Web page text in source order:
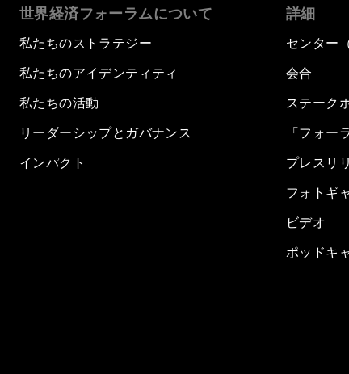
世界経済フォーラムについて
私たちのストラテジー
私たちのアイデンティティ
私たちの活動
リーダーシップとガバナンス
インパクト
詳細
センター
会合
ステーク
「フォー
プレスリ
フォトギ
ビデオ
ポッドキ